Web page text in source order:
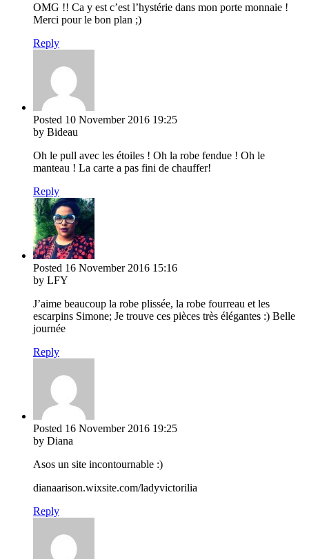
OMG !! Ca y est c’est l’hystérie dans mon porte monnaie !
Merci pour le bon plan ;)
Reply
Posted 10 November 2016 19:25
by Bideau
Oh le pull avec les étoiles ! Oh la robe fendue ! Oh le
manteau ! La carte a pas fini de chauffer!
Reply
Posted 16 November 2016 15:16
by LFY
J’aime beaucoup la robe plissée, la robe fourreau et les
escarpins Simone; Je trouve ces pièces très élégantes :) Belle
journée
Reply
Posted 16 November 2016 19:25
by Diana
Asos un site incontournable :)
dianaarison.wixsite.com/ladyvictorilia
Reply